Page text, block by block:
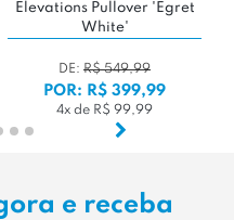
Classics 3-Stripes
R$ 399,90
POR: R$ 299,99
3x de R$ 99,99
e receba